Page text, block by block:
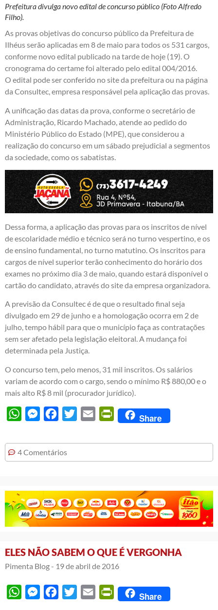
Prefeitura divulga novo edital de concurso público (Foto Alfredo
Filho).
As provas objetivas do concurso público da Prefeitura de
Ilhéus serão aplicadas em 8 de maio para todos os 531 cargos,
conforme novo edital publicado na tarde de hoje (19). O
cronograma do certame foi alterado pelo edital 004/2016.
O edital pode ser conferido no site da prefeitura ou na página
da Consultec, empresa responsável pela aplicação das provas.
A unificação das datas da prova, conforme o secretário de
Administração, Ricardo Machado, atende ao pedido do
Ministério Público do Estado (MPE), que considerou a
realização do concurso em um sábado prejudicial a segmentos
da sociedade, como os sabatistas.
Dessa forma, a aplicação das provas para os inscritos de nível
de escolaridade médio e técnico será no turno vespertino, e os
de ensino fundamental, no turno matutino. Os inscritos para
cargos de nível superior terão conhecimento do horário dos
exames no próximo dia 3 de maio, quando estará disponível o
cartão do candidato, através do site da empresa organizadora.
A previsão da Consultec é de que o resultado final seja
divulgado em 29 de junho e a homologação ocorra em 2 de
julho, tempo hábil para que o município faça as contratações
sem ser afetado pela legislação eleitoral. A mudança foi
determinada pela Justiça.
O concurso tem, pelo menos, 31 mil inscritos. Os salários
variam de acordo com o cargo, sendo o mínimo R$ 880,00 e o
mais alto R$ 8 mil (procurador jurídico).
WhatsAppMessengerFacebook
Twitter Email PrintFriendly
Share
4 Comentários
ELES NÃO SABEM O QUE É VERGONHA
Pimenta Blog - 19 de abril de 2016
WhatsAppMessengerFacebook
Twitter Email PrintFriendly
Share